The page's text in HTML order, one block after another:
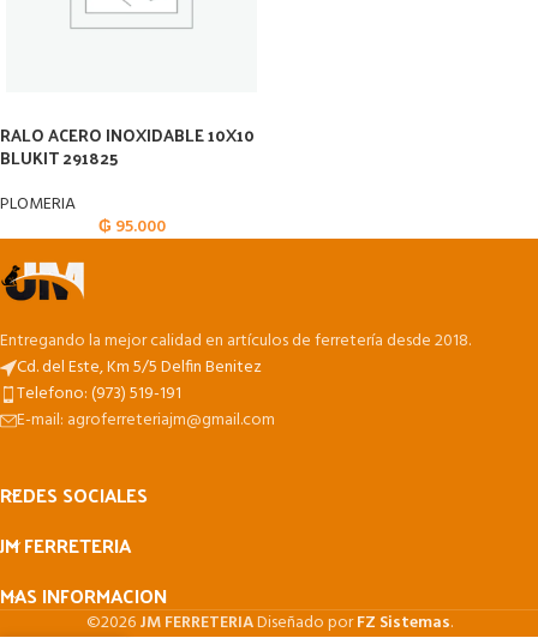
RALO ACERO INOXIDABLE 10X10
BLUKIT 291825
PLOMERIA
₲ 95.000
Entregando la mejor calidad en artículos de ferretería desde 2018.
Cd. del Este, Km 5/5 Delfin Benitez
Telefono: (973) 519-191
E-mail: agroferreteriajm@gmail.com
REDES SOCIALES
JM FERRETERIA
MAS INFORMACION
©2026JM FERRETERIADiseñado porFZ Sistemas.